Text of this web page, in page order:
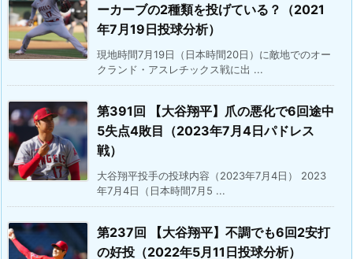
ーカーブの2種類を投げている？（2021
年7月19日投球分析）
現地時間7月19日（日本時間20日）に敵地でのオー
クランド・アスレチックス戦に出 ...
第391回 【大谷翔平】爪の悪化で6回途中
5失点4敗目（2023年7月4日パドレス
戦）
大谷翔平投手の投球内容（2023年7月4日） 2023
年7月4日（日本時間7月5 ...
第237回 【大谷翔平】不調でも6回2安打
の好投（2022年5月11日投球分析）